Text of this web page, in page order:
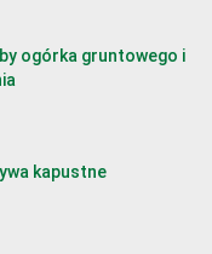
ogórka gruntowego i
kapustne